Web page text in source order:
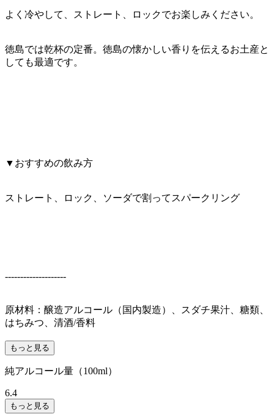
よく冷やして、ストレート、ロックでお楽しみください。
徳島では乾杯の定番。徳島の懐かしい香りを伝えるお土産と
しても最適です。
▼おすすめの飲み方
ストレート、ロック、ソーダで割ってスパークリング
--------------------
原材料：醸造アルコール（国内製造）、スダチ果汁、糖類、
はちみつ、清酒/香料
もっと見る
純アルコール量（100ml）
6.4
もっと見る